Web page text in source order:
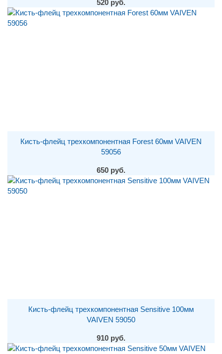
520 руб.
Кисть-флейц трехкомпонентная Forest 60мм VAIVEN
59056
650 руб.
Кисть-флейц трехкомпонентная Sensitive 100мм
VAIVEN 59050
910 руб.